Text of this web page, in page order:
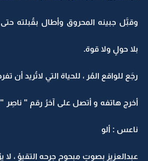
وقبَّل جبينه المحروق وأطال بقُبلته
بلا حولٍ ولا قوة.
رجَع للواقع المُر ، للحياة التي لاتُريد أن
أخرج هاتفه و أتصل على آخرُ رقم " ناصِر "
ناعس : ألو
عبدالعزيز بصوتٍ مبحوح جرحه التقيؤ ، لا